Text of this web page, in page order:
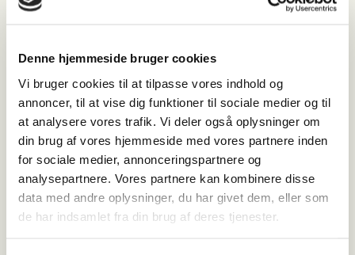
Denne hjemmeside bruger cookies
Vi bruger cookies til at tilpasse vores indhold og
annoncer, til at vise dig funktioner til sociale medier og til
at analysere vores trafik. Vi deler også oplysninger om
din brug af vores hjemmeside med vores partnere inden
for sociale medier, annonceringspartnere og
analysepartnere. Vores partnere kan kombinere disse
data med andre oplysninger, du har givet dem, eller som
de har indsamlet fra din brug af deres tjenester.
Nymindegab Museum
torsdag den 6. august 2026 - 13:00-15:00
Hvor
Vesterhavsvej 294
6830 Nr. Nebel
+45 75 25 55 44
Kørselsvejledning